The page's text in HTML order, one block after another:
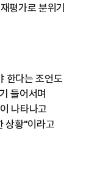
평가로 분위기
한다는 조언도
들어서며
나타나고
상황"이라고